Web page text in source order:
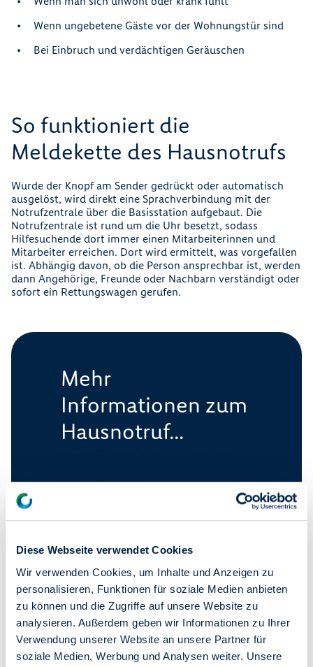
Diese Webseite verwendet Cookies
Wir verwenden Cookies, um Inhalte und Anzeigen zu
personalisieren, Funktionen für soziale Medien anbieten
zu können und die Zugriffe auf unsere Website zu
analysieren. Außerdem geben wir Informationen zu Ihrer
Verwendung unserer Website an unsere Partner für
soziale Medien, Werbung und Analysen weiter. Unsere
Wenn ungebetene Gäste vor der Wohnungstür sind
Bei Einbruch und verdächtigen Geräuschen
So funktioniert die
Meldekette des Hausnotrufs
Wurde der Knopf am Sender gedrückt oder automatisch
ausgelöst, wird direkt eine Sprachverbindung mit der
Notrufzentrale über die Basisstation aufgebaut. Die
Notrufzentrale ist rund um die Uhr besetzt, sodass
Hilfesuchende dort immer einen Mitarbeiterinnen und
Mitarbeiter erreichen. Dort wird ermittelt, was vorgefallen
ist. Abhängig davon, ob die Person ansprechbar ist, werden
dann Angehörige, Freunde oder Nachbarn verständigt oder
sofort ein Rettungswagen gerufen.
Mehr
Informationen zum
Hausnotruf...
Oder rufen Sie an:
Sie erreichen die Mitarbeiterinnen und
unter Telefon 030 / 93 02 08 70
von 9-17 Uhr und freitags von 9-15
Uhr.
Zur Website www.sophia-
berlin.de